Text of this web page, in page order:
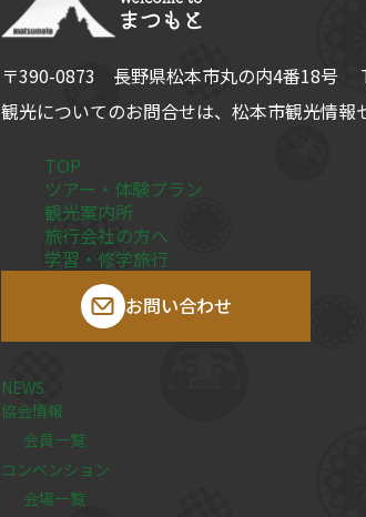
〒390-0873 長野県松本市丸の内4番18号
観光についてのお問合せは、 松本市観光情
TOP
ツアー・体験プラン
観光案内所
旅行会社の方へ
学習・修学旅行
お問い合わせ
NEWS
協会情報
会員一覧
コンベンション
会場一覧